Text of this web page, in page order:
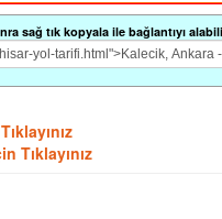
sağ tık kopyala ile bağlantıyı
Tıklayınız